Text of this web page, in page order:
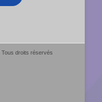
Tous droits réservés